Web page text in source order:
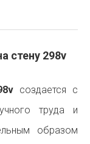
стену 298v
создается с
труда и
образом